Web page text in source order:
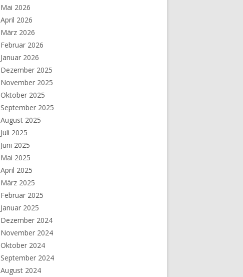
Mai 2026
April 2026
März 2026
Februar 2026
Januar 2026
Dezember 2025
November 2025
Oktober 2025
September 2025
August 2025
Juli 2025
Juni 2025
Mai 2025
April 2025
März 2025
Februar 2025
Januar 2025
Dezember 2024
November 2024
Oktober 2024
September 2024
August 2024